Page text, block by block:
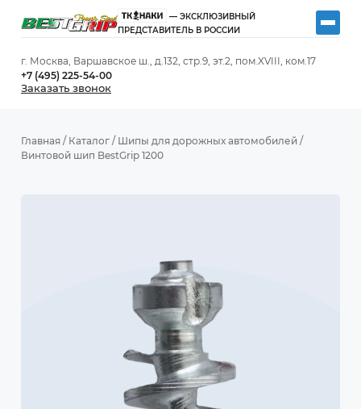
— ЭКСКЛЮЗИВНЫЙ
ПРЕДСТАВИТЕЛЬ В РОССИИ
г. Москва, Варшавское ш., д.132, стр.9, эт.2, пом.XVIII, ком.17
+7 (495) 225-54-00
Заказать звонок
Главная / Каталог / Шипы для дорожных автомобилей /
Винтовой шип BestGrip 1200